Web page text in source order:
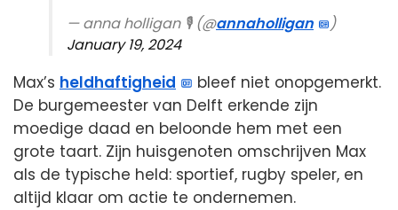
— anna holligan 🎙 (@annaholligan
)
January 19, 2024
Max’s heldhaftigheid
bleef niet onopgemerkt.
De burgemeester van Delft erkende zijn
moedige daad en beloonde hem met een
grote taart. Zijn huisgenoten omschrijven Max
als de typische held: sportief, rugby speler, en
altijd klaar om actie te ondernemen.